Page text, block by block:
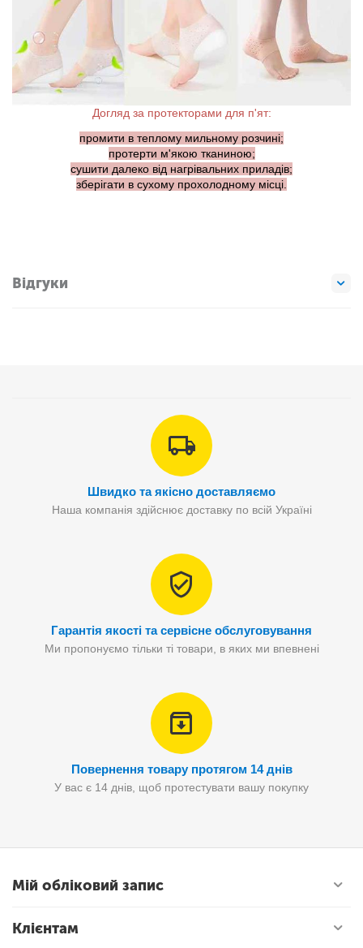
Догляд за протекторами для п'ят:
промити в теплому мильному розчині;
протерти м'якою тканиною;
сушити далеко від нагрівальних приладів;
зберігати в сухому прохолодному місці.
Відгуки
Швидко та якісно доставляємо
Наша компанія здійснює доставку по всій Україні
Гарантія якості та сервісне обслуговування
Ми пропонуємо тільки ті товари, в яких ми впевнені
Повернення товару протягом 14 днів
У вас є 14 днів, щоб протестувати вашу покупку
Мій обліковий запис
Клієнтам